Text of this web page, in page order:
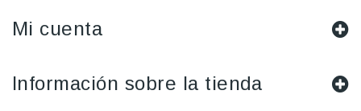
Mi cuenta
Información sobre la tienda